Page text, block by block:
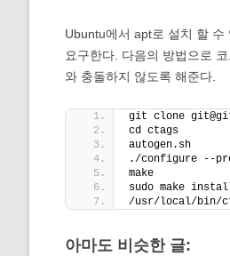
Ubuntu에서 apt로 설치 할
요구한다. 다음의 방법으로
와 충돌하지 않도록 해준다.
git clone
cd ctags
autogen.sh
./configure --
make
sudo make
/usr/local/bin/
아마도 비슷한 글: